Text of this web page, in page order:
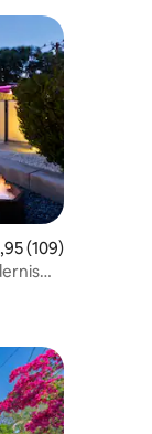
gości
ocena: 4,95
(109)
gości